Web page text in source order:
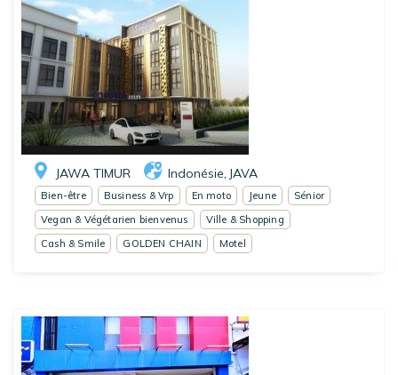
JAWA TIMUR Indonésie JAVA
Bien-être Business & Vrp En moto Jeune
Sénior
Vegan & Végétarien bienvenus
Ville & Shopping
Cash & Smile
GOLDEN CHAIN Motel